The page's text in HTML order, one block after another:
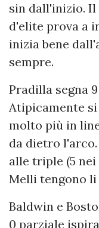
sin dall'inizio. Il
d'elite prova a
inizia bene
sempre.
Pradilla segna
Atipicamente
molto più in
da dietro
alle triple (5
Melli tengono li
Baldwin e
0 parziale